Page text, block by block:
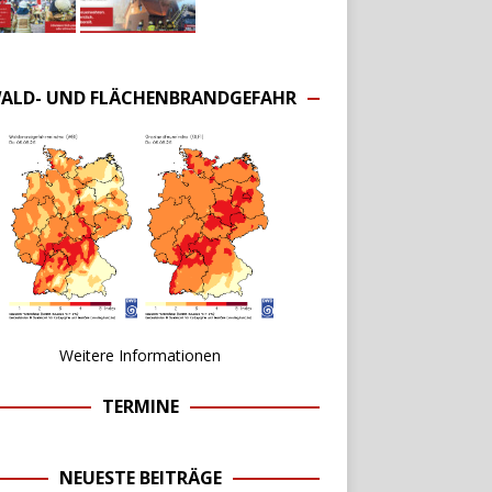
UND FLÄCHENBRANDGEFAHR
Weitere Informationen
TERMINE
NEUESTE BEITRÄGE